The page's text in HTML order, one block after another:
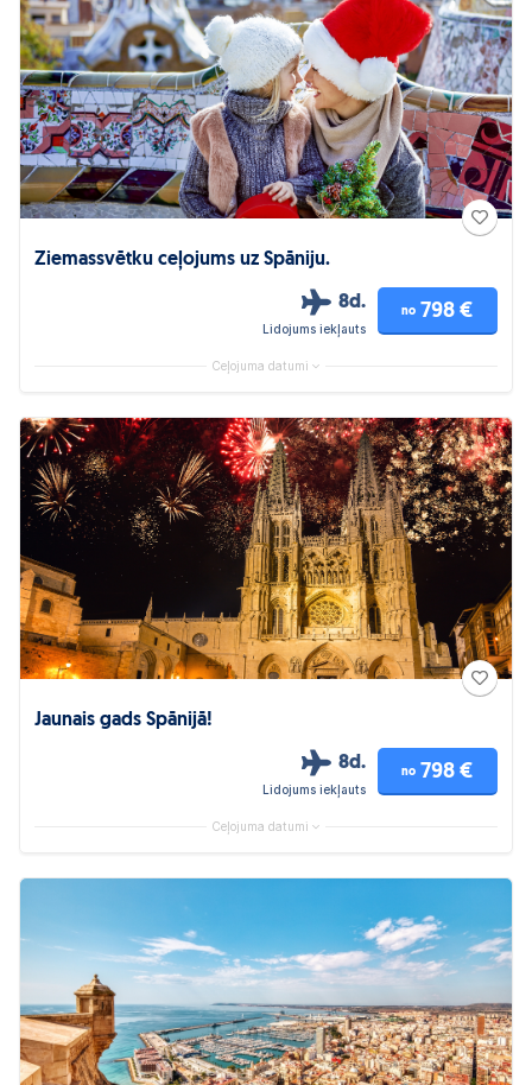
Ziemassvētku ceļojums uz Spāniju.
8d.
Lidojums iekļauts
no 798 €
Ceļojuma datumi
Jaunais gads Spānijā!
8d.
Lidojums iekļauts
no 798 €
Ceļojuma datumi